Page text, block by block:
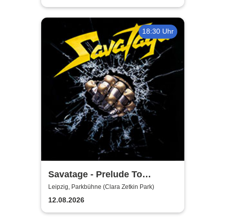
18:30 Uhr
Savatage - Prelude To
Madness - Summer Tour 2026
Leipzig, Parkbühne (Clara Zetkin Park)
12.08.2026